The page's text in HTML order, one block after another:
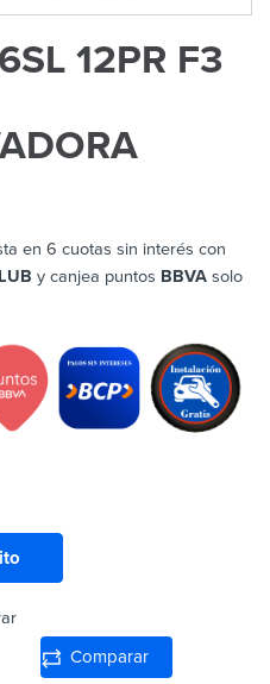
12PR F3
en 6 cuotas sin interés con
y canjea puntos BBVA solo
Comparar